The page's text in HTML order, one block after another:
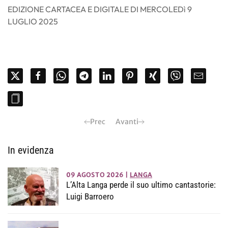
EDIZIONE CARTACEA E DIGITALE DI MERCOLEDì 9
LUGLIO 2025
Prec Avanti
In evidenza
09 AGOSTO 2026 LANGA
L’Alta Langa perde il suo ultimo cantastorie:
Luigi Barroero